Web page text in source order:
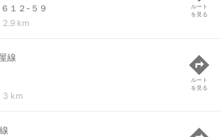
１２-５９
2.9 km
ルート
を見る
線
3 km
ルート
を見る